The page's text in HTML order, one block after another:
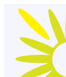
Skip